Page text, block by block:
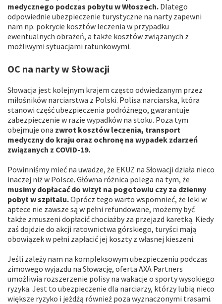
medycznego podczas pobytu w Włoszech. Dlatego
odpowiednie ubezpieczenie turystyczne na narty zapewni
nam np. pokrycie kosztów leczenia w przypadku
ewentualnych obrażeń, a także kosztów związanych z
możliwymi sytuacjami ratunkowymi.
OC na narty w Słowacji
Słowacja jest kolejnym krajem często odwiedzanym przez
miłośników narciarstwa z Polski. Polisa narciarska, która
stanowi część ubezpieczenia podróżnego, gwarantuje
zabezpieczenie w razie wypadków na stoku. Poza tym
obejmuje ona zwrot kosztów leczenia, transport
medyczny do kraju oraz ochronę na wypadek zdarzeń
związanych z COVID-19.
Powinniśmy mieć na uwadze, że EKUZ na Słowacji działa nieco
inaczej niż w Polsce. Główna różnica polega na tym, że
musimy dopłacać do wizyt na pogotowiu czy za dzienny
pobyt w szpitalu.Oprócz tego warto wspomnieć, że leki w
aptece nie zawsze są w pełni refundowane, możemy być
także zmuszeni dopłacić chociażby za przejazd karetką. Kiedy
zaś dojdzie do akcji ratownictwa górskiego, turyści mają
obowiązek w pełni zapłacić jej koszty z własnej kieszeni.
Jeśli zależy nam na kompleksowym ubezpieczeniu podczas
zimowego wyjazdu na Słowację, oferta AXA Partners
umożliwia rozszerzenie polisy na wakacje o sporty wysokiego
ryzyka. Jest to ubezpieczenie dla narciarzy, którzy lubią nieco
większe ryzyko i jeżdżą również poza wyznaczonymi trasami.